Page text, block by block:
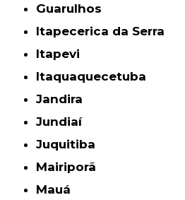
Guarulhos
Itapecerica da Serra
Itapevi
Itaquaquecetuba
Jandira
Jundiaí
Juquitiba
Mairiporã
Mauá